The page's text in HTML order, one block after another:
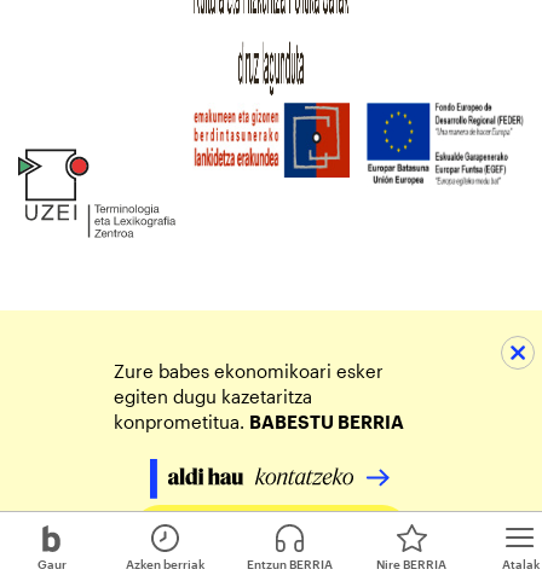
Gaur Atalak
Azken berriak Entzun BERRIA Nire BERRIA
Zure babes ekonomikoari esker
egiten dugu kazetaritza
konprometitua. BABESTU BERRIA
Egin zure ekarpena